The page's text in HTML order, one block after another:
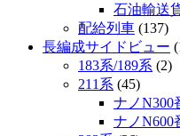
石油輸送
配給列車 (137)
長編成サイドビュー
183系/189系 (2)
211系 (45)
ナノN300
ナノN600